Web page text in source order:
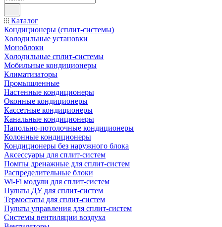
Каталог
Кондиционеры (сплит-системы)
Холодильные установки
Моноблоки
Холодильные сплит-системы
Мобильные кондиционеры
Климатизаторы
Промышленные
Настенные кондиционеры
Оконные кондиционеры
Кассетные кондиционеры
Канальные кондиционеры
Напольно-потолочные кондиционеры
Колонные кондиционеры
Кондиционеры без наружного блока
Аксессуары для сплит-систем
Помпы дренажные для сплит-систем
Распределительные блоки
Wi-Fi модули для сплит-систем
Пульты ДУ для сплит-систем
Термостаты для сплит-систем
Пульты управления для сплит-систем
Системы вентиляции воздуха